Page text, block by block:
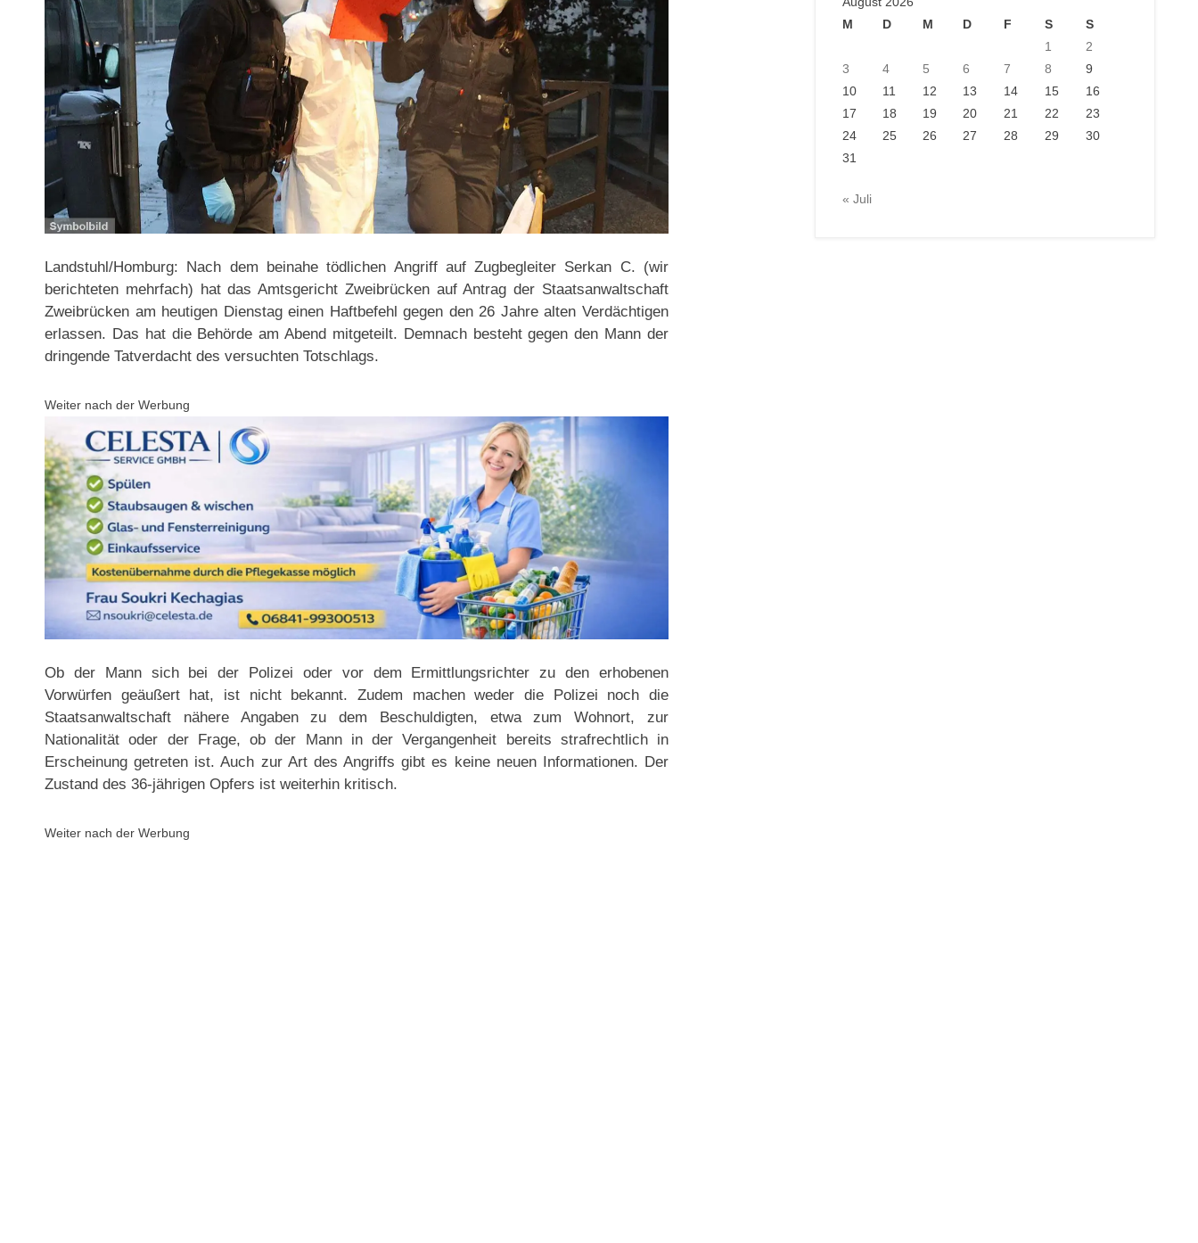
Landstuhl/Homburg: Nach dem beinahe tödlichen Angriff auf Zugbegleiter Serkan C. (wir
berichteten mehrfach) hat das Amtsgericht Zweibrücken auf Antrag der Staatsanwaltschaft
Zweibrücken am heutigen Dienstag einen Haftbefehl gegen den 26 Jahre alten Verdächtigen
erlassen. Das hat die Behörde am Abend mitgeteilt. Demnach besteht gegen den Mann der
dringende Tatverdacht des versuchten Totschlags.
Weiter nach der Werbung
Ob der Mann sich bei der Polizei oder vor dem Ermittlungsrichter zu den erhobenen
Vorwürfen geäußert hat, ist nicht bekannt. Zudem machen weder die Polizei noch die
Staatsanwaltschaft nähere Angaben zu dem Beschuldigten, etwa zum Wohnort, zur
Nationalität oder der Frage, ob der Mann in der Vergangenheit bereits strafrechtlich in
Erscheinung getreten ist. Auch zur Art des Angriffs gibt es keine neuen Informationen. Der
Zustand des 36-jährigen Opfers ist weiterhin kritisch.
Weiter nach der Werbung
M
D M D F S
S
1
2
3
4 5 6 7 8
9
10
11 12 13 14 15
16
17
18 19 20 21 22
23
24
25 26 27 28 29
30
31
« Juli